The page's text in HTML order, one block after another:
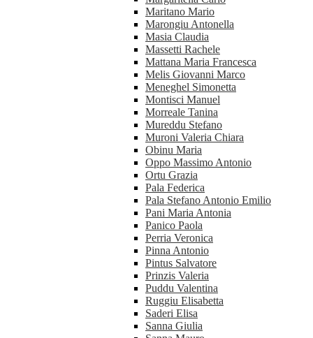
Maritano Mario
Marongiu Antonella
Masia Claudia
Massetti Rachele
Mattana Maria Francesca
Melis Giovanni Marco
Meneghel Simonetta
Montisci Manuel
Morreale Tanina
Mureddu Stefano
Muroni Valeria Chiara
Obinu Maria
Oppo Massimo Antonio
Ortu Grazia
Pala Federica
Pala Stefano Antonio Emilio
Pani Maria Antonia
Panico Paola
Perria Veronica
Pinna Antonio
Pintus Salvatore
Prinzis Valeria
Puddu Valentina
Ruggiu Elisabetta
Saderi Elisa
Sanna Giulia